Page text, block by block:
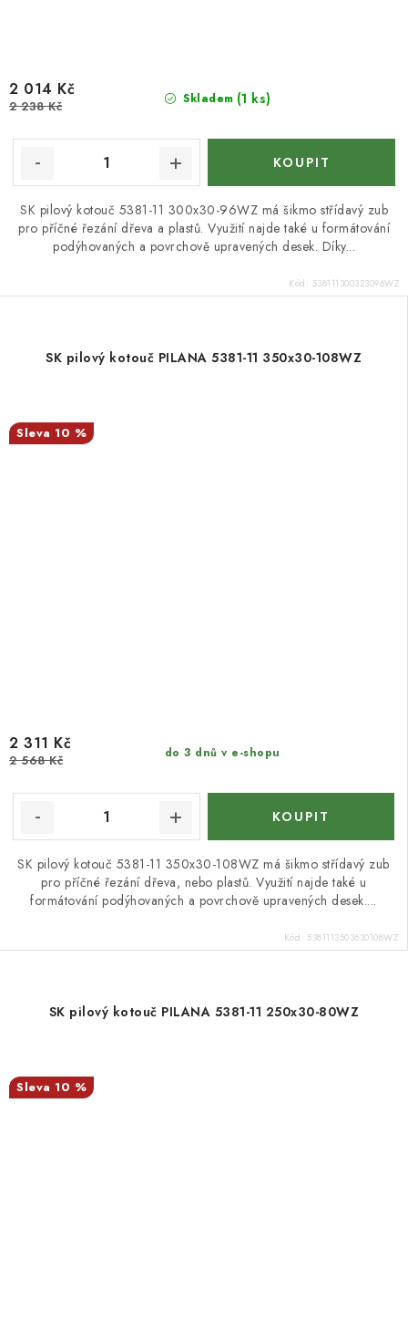
Skladem (1 ks)
2 014 Kč
2 238 Kč
SK pilový kotouč 5381-11 300x30-96WZ má šikmo střídavý zub
pro příčné řezání dřeva a plastů. Využití najde také u formátování
podýhovaných a povrchově upravených desek. Díky...
Kód: 538111300323096WZ
SK pilový kotouč PILANA 5381-11 350x30-108WZ
10 %
do 3 dnů v e-shopu
2 311 Kč
2 568 Kč
SK pilový kotouč 5381-11 350x30-108WZ má šikmo střídavý zub
pro příčné řezání dřeva, nebo plastů. Využití najde také u
formátování podýhovaných a povrchově upravených desek....
Kód: 5381113503630108WZ
SK pilový kotouč PILANA 5381-11 250x30-80WZ
10 %